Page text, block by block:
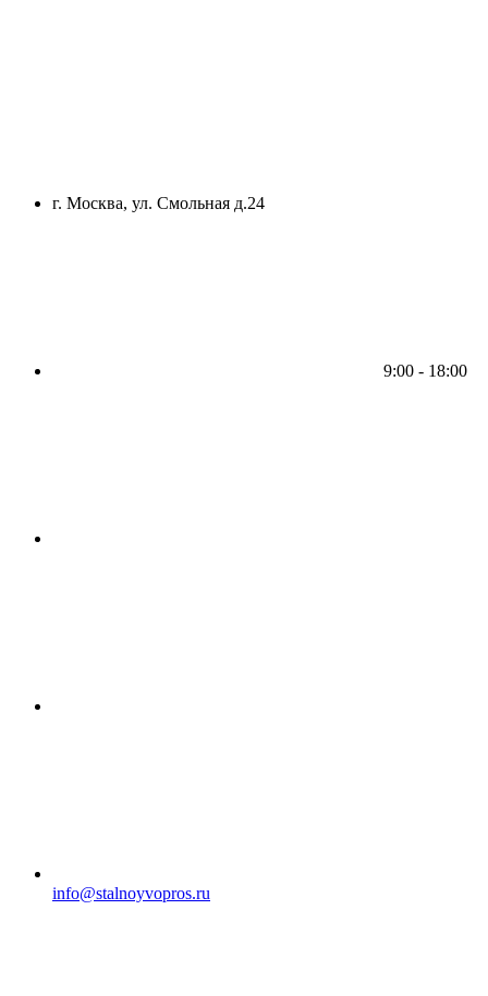
г. Москва, ул. Смольная д.24
9:00 - 18:00
info@stalnoyvopros.ru